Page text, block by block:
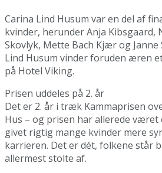
Carina Lind Husum var en del af
kvinder, herunder Anja Kibsgaard,
Skovlyk, Mette Bach Kjær og Janne
Lind Husum vinder foruden æren
på Hotel Viking.
Prisen uddeles på 2. år
Det er 2. år i træk Kammaprisen
Hus – og prisen har allerede været
givet rigtig mange kvinder mere
karrieren. Det er dét, folkene står
allermest stolte af.